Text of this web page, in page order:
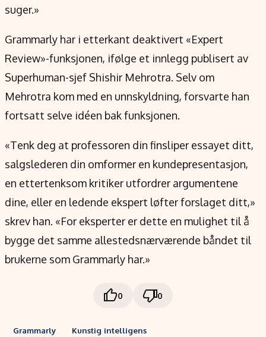
suger.»
Grammarly har i etterkant deaktivert «Expert
Review»-funksjonen, ifølge et innlegg publisert av
Superhuman-sjef Shishir Mehrotra. Selv om
Mehrotra kom med en unnskyldning, forsvarte han
fortsatt selve idéen bak funksjonen.
«Tenk deg at professoren din finsliper essayet ditt,
salgslederen din omformer en kundepresentasjon,
en ettertenksom kritiker utfordrer argumentene
dine, eller en ledende ekspert løfter forslaget ditt,»
skrev han. «For eksperter er dette en mulighet til å
bygge det samme allestedsnærværende båndet til
brukerne som Grammarly har.»
0 0
Grammarly Kunstig intelligens